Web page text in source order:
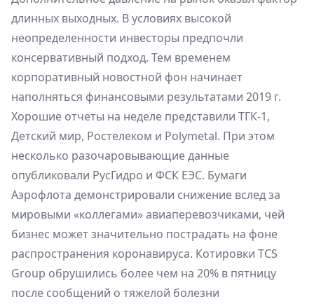
длинных выходных. В условиях высокой
неопределенности инвесторы предпочли
консервативный подход. Тем временем
корпоративный новостной фон начинает
наполняться финансовыми результатами 2019 г.
Хорошие отчеты на неделе представили ТГК-1,
Детский мир, Ростелеком и Polymetal. При этом
несколько разочаровывающие данные
опубликовали РусГидро и ФСК ЕЭС. Бумаги
Аэрофлота демонстрировали снижение вслед за
мировыми «коллегами» авиаперевозчиками, чей
бизнес может значительно пострадать на фоне
распространения коронавируса. Котировки TCS
Group обрушились более чем на 20% в пятницу
после сообщений о тяжелой болезни